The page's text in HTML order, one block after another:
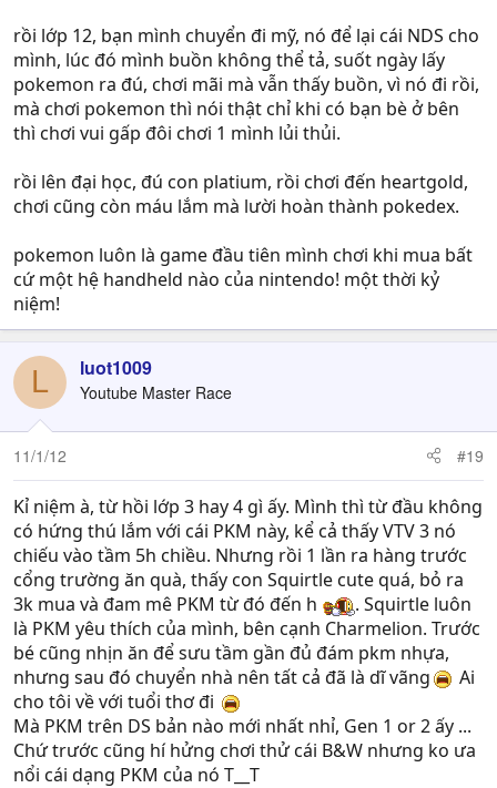
rồi lớp 12, bạn mình chuyển đi mỹ, nó để lại cái NDS cho
mình, lúc đó mình buồn không thể tả, suốt ngày lấy
pokemon ra đú, chơi mãi mà vẫn thấy buồn, vì nó đi rồi,
mà chơi pokemon thì nói thật chỉ khi có bạn bè ở bên
thì chơi vui gấp đôi chơi 1 mình lủi thủi.
rồi lên đại học, đú con platium, rồi chơi đến heartgold,
chơi cũng còn máu lắm mà lười hoàn thành pokedex.
pokemon luôn là game đầu tiên mình chơi khi mua bất
cứ một hệ handheld nào của nintendo! một thời kỷ
niệm!
L luot1009
Youtube Master Race
11/1/12 #19
Kỉ niệm à, từ hồi lớp 3 hay 4 gì ấy. Mình thì từ đầu không
có hứng thú lắm với cái PKM này, kể cả thấy VTV 3 nó
chiếu vào tầm 5h chiều. Nhưng rồi 1 lần ra hàng trước
cổng trường ăn quà, thấy con Squirtle cute quá, bỏ ra
3k mua và đam mê PKM từ đó đến h
. Squirtle luôn
là PKM yêu thích của mình, bên cạnh Charmelion. Trước
bé cũng nhịn ăn để sưu tầm gần đủ đám pkm nhựa,
nhưng sau đó chuyển nhà nên tất cả đã là dĩ vãng
Ai
cho tôi về với tuổi thơ đi
Mà PKM trên DS bản nào mới nhất nhỉ, Gen 1 or 2 ấy ...
Chứ trước cũng hí hửng chơi thử cái B&W nhưng ko ưa
nổi cái dạng PKM của nó T__T